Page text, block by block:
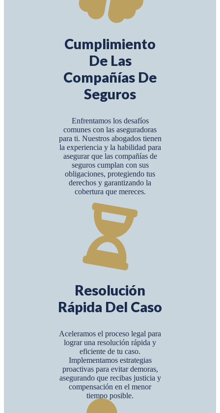
Cumplimiento
De Las
Compañías De
Seguros
Enfrentamos los desafíos
comunes con las aseguradoras
para ti. Nuestros abogados tienen
la experiencia y la habilidad para
asegurar que las compañías de
seguros cumplan con sus
obligaciones, protegiendo tus
derechos y garantizando la
cobertura que mereces.
Resolución
Rápida Del Caso
Aceleramos el proceso legal para
lograr una resolución rápida y
eficiente de tu caso.
Implementamos estrategias
proactivas para evitar demoras,
asegurando que recibas justicia y
compensación en el menor
tiempo posible.